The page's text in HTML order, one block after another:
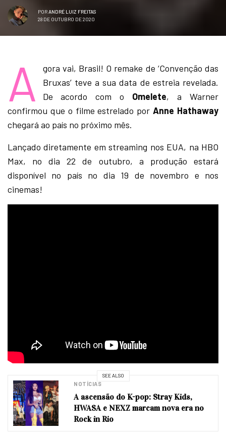
PORANDRÉ LUIZ FREITAS
28 DE OUTUBRO DE 2020
A
gora vai, Brasil! O remake de ‘Convenção das
Bruxas’ teve a sua data de estreia revelada.
De acordo com o Omelete, a Warner
confirmou que o filme estrelado por Anne Hathaway
chegará ao país no próximo mês.
Lançado diretamente em streaming nos EUA, na HBO
Max, no dia 22 de outubro, a produção estará
disponível no país no dia 19 de novembro e nos
cinemas!
SEE ALSO
NOTÍCIAS
A ascensão do K-pop: Stray Kids,
HWASA e NEXZ marcam nova era no
Rock in Rio